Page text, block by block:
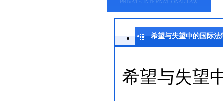
希望与失望中的国际
希望与失望